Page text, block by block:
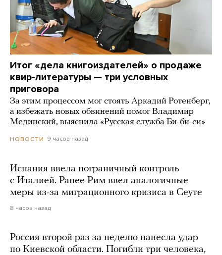
Итог «дела книгоиздателей» о продаже
квир-литературы — три условных
приговора
За этим процессом мог стоять Аркадий Ротенберг,
а избежать новых обвинений помог Владимир
Мединский, выяснила «Русская служба Би-би-си»
НОВОСТИ 9 часов назад
Испания ввела пограничный контроль
с Италией. Ранее Рим ввел аналогичные
меры из-за миграционного кризиса в Сеуте
8 часов назад
Россия второй раз за неделю нанесла удар
по Киевской области. Погибли три человека,